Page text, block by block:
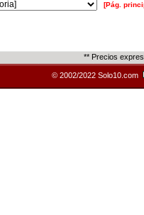
[Pág.
** Precios
© 2002/2022 Solo10.com